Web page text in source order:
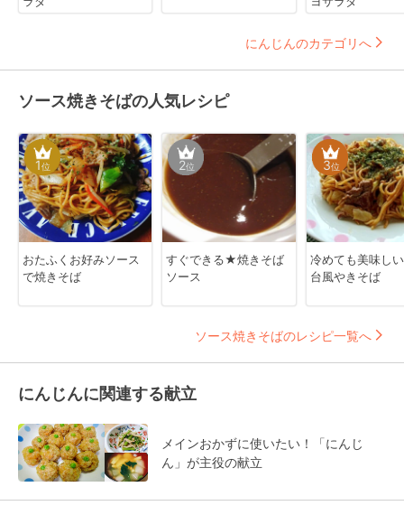
にんじんのカテゴリへ
ソース焼きそばの人気レシピ
1位
おたふくお好みソース
で焼きそば
2位
すぐできる★焼きそば
ソース
3位
冷めても美味し
台風やきそば
ソース焼きそばのレシピ一覧へ
にんじんに関連する献立
メインおかずに使いたい！「にんじ
ん」が主役の献立